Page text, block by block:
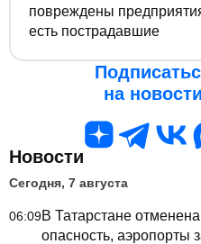
повреждены
есть пострадавшие
на новости
Новости
Сегодня, 7 августа
06:09В Татарстане
опасность, аэропорты